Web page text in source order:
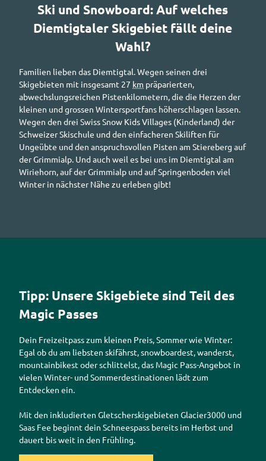
Ski und Snowboard: Auf welches
Diemtigtaler Skigebiet fällt deine
Wahl?
Familien lieben das Diemtigtal. Wegen seinen drei
Skigebieten mit insgesamt 27 km präparierten,
abwechslungsreichen Pistenkilometern, die die Herzen der
kleinen und grossen Wintersportfans höherschlagen lassen.
Wegen den drei Swiss Snow Kids Villages (Kinderland) der
Schweizer Skischule und den einfacheren Skiliften für
Ungeübte und den anspruchsvollen Pisten am Stiereberg auf
der Grimmialp. Und auch weil es bei uns im Diemtigtal am
Wiriehorn, auf der Grimmialp und auf Springenboden viel
Winter in nächster Nähe zu erleben gibt!
Tipp: Unsere Skigebiete sind Teil des
Magic Passes
Dein Freizeitpass zum kleinen Preis, Sommer wie Winter:
Egal ob du am liebsten skifährst,snowboardest, wanderst,
mountainbikest oder schlittelst, das Magic Pass-Angebot in
vielen Winter- und Sommerdestinationen lädt zum
Entdecken ein.
Mit den inkludierten Gletscherskigebieten Glacier3000 und
Saas Fee beginnt dein Schneespass bereits im Herbst und
dauert bis weit in den Frühling.